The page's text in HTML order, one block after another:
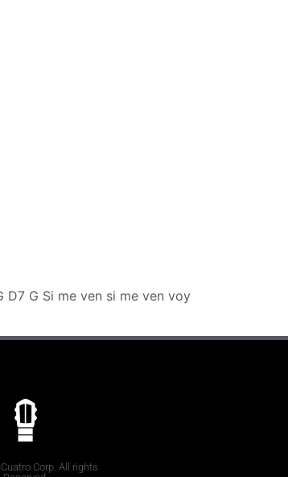
G Si me ven si me ven voy
Corp. All rights